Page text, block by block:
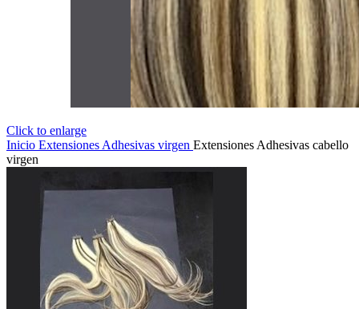
Click to enlarge
Inicio Extensiones Adhesivas virgen Extensiones Adhesivas cabello
virgen